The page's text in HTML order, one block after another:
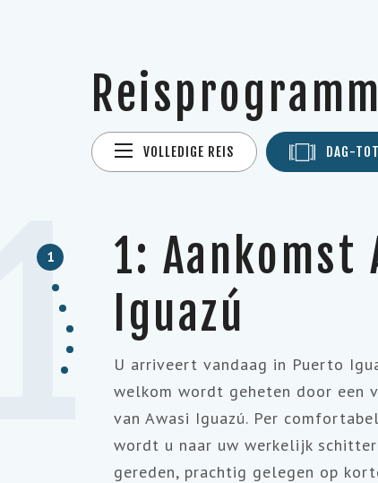
VOLLEDIGE REIS DAG-
1
1: Aankomst
Iguazú
U arriveert vandaag in Puerto
welkom wordt geheten door een
van Awasi Iguazú. Per
wordt u naar uw werkelijk
gereden, prachtig gelegen op